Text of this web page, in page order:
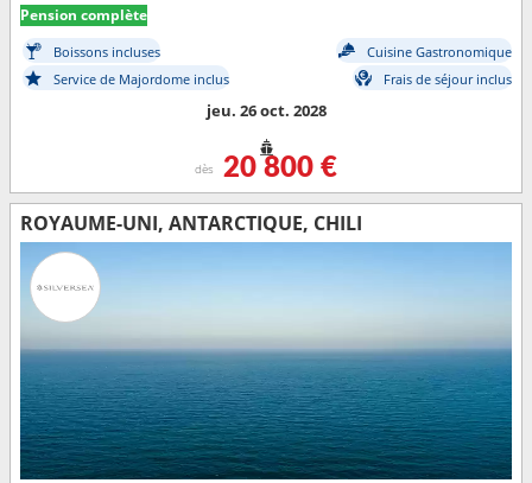
Pension complète
Boissons incluses
Cuisine Gastronomique
Service de Majordome inclus
Frais de séjour inclus
jeu. 26 oct. 2028
dès 20 800 €
ROYAUME-UNI, ANTARCTIQUE, CHILI